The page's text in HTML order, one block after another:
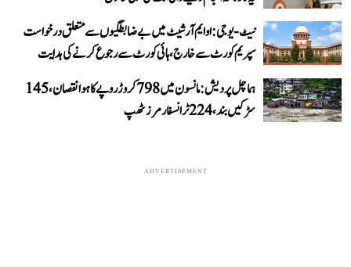
نیٹ-یو جی: او ایم آر شیٹ میں بے ضابطگیوں سے متعلق درخواست
سپریم کورٹ سے خارج، ہائی کورٹ سے رجوع کرنے کی ہدایت
ہماچل پردیش: مانسون میں 798 کروڑ روپے کا ہوا نقصان، 145
سڑکیں بند، 224 ٹرانسفارمرز ٹھپ
ADVERTISEMENT